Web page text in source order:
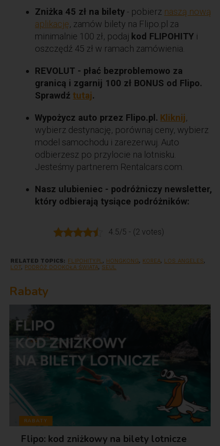
Zniżka 45 zł na bilety - pobierz naszą nową
aplikację, zamów bilety na Flipo.pl za
minimalnie 100 zł, podaj kod FLIPOHITY i
oszczędź 45 zł w ramach zamówienia.
REVOLUT - płać bezproblemowo za
granicą i zgarnij 100 zł BONUS od Flipo.
Sprawdźtutaj.
Wypożycz auto przez Flipo.pl. Kliknij,
wybierz destynację, porównaj ceny, wybierz
model samochodu i zarezerwuj. Auto
odbierzesz po przylocie na lotnisku.
Jesteśmy partnerem Rentalcars.com.
Nasz ulubieniec - podróżniczy newsletter,
który odbierają tysiące podróżników:
4.5/5 - (2 votes)
RELATED TOPICS: FLIPOHITY.PL, HONGKONG, KOREA, LOS ANGELES,
LOT, PODRÓŻ DOOKOŁA ŚWIATA, SEUL
Rabaty
RABATY
Flipo: kod zniżkowy na bilety lotnicze